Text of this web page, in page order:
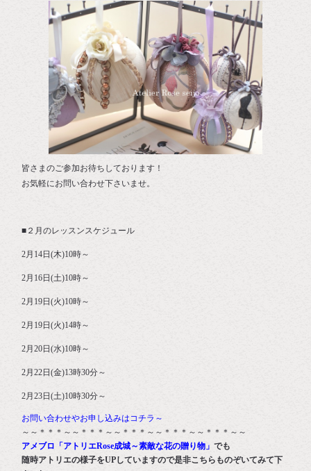
皆さまのご参加お待ちしております！
お気軽にお問い合わせ下さいませ。
■２月のレッスンスケジュール
2月14日(木)10時～
2月16日(土)10時～
2月19日(火)10時～
2月19日(火)14時～
2月20日(水)10時～
2月22日(金)13時30分～
2月23日(土)10時30分～
お問い合わせやお申し込みはコチラ～
～～＊＊＊～～＊＊＊～～＊＊＊～～＊＊＊～～＊＊＊～～
アメブロ「アトリエRose成城～素敵な花の贈り物」でも
随時アトリエの様子をUPしていますので是非こちらものぞいてみて下